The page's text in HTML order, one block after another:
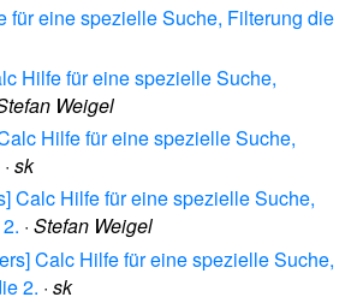
für eine spezielle Suche, Filterung die
Hilfe für eine spezielle Suche,
Weigel
Hilfe für eine spezielle Suche,
· sk
Calc Hilfe für eine spezielle Suche,
· Stefan Weigel
Calc Hilfe für eine spezielle Suche,
2. · sk